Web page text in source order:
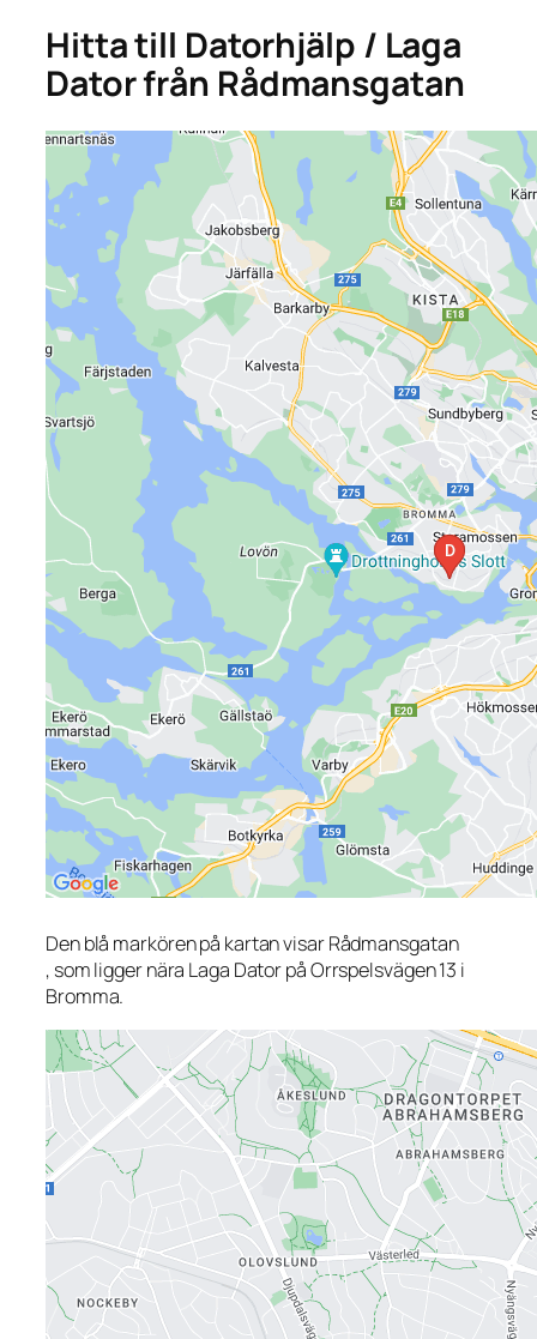
Hitta till Datorhjälp / Laga
Dator från Rådmansgatan
Den blå markören på kartan visar Rådmansgatan
, som ligger nära Laga Dator på Orrspelsvägen 13 i
Bromma.